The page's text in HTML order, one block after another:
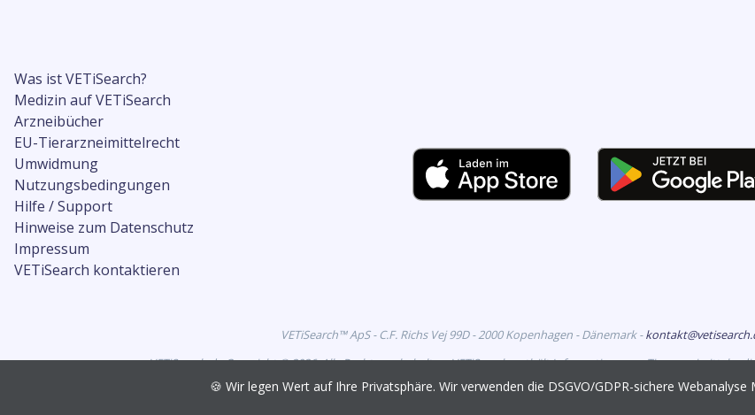
Was ist VETiSearch?
Medizin auf VETiSearch
Arzneibücher
EU-Tierarzneimittelrecht
Umwidmung
Nutzungsbedingungen
Hilfe / Support
Hinweise zum Datenschutz
Impressum
VETiSearch kontaktieren
VETiSearch™ ApS - C.F. Richs Vej 99D - 2000 Kopenhagen - Dänemark -
VETiSearch.de Copyright © 2026. Alle Rechte vorbehalten. VETiSearch enthält Informationen zu Tierarzneimitteln,
richtet sich an tiermedizinische Fachkreise.
🍪 Wir legen Wert auf Ihre Privatsphäre. Wir verwenden die DSGVO/GDPR-sichere